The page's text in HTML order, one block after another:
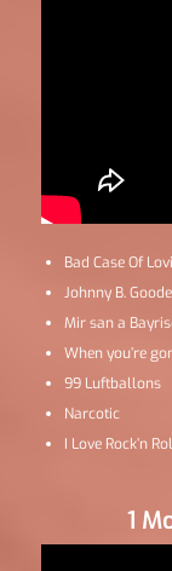
Bad Case Of
Johnny B. Goode
Mir san a
When you’re
99 Luftballons
Narcotic
I Love Rock’n
1